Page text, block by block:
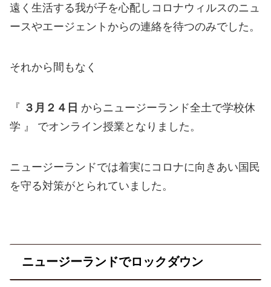
遠く生活する我が子を心配しコロナウィルスのニュ
ースやエージェントからの連絡を待つのみでした。
それから間もなく
『 ３月２４日 からニュージーランド全土で学校休
学 』 でオンライン授業となりました。
ニュージーランドでは着実にコロナに向きあい国民
を守る対策がとられていました。
ニュージーランドでロックダウン